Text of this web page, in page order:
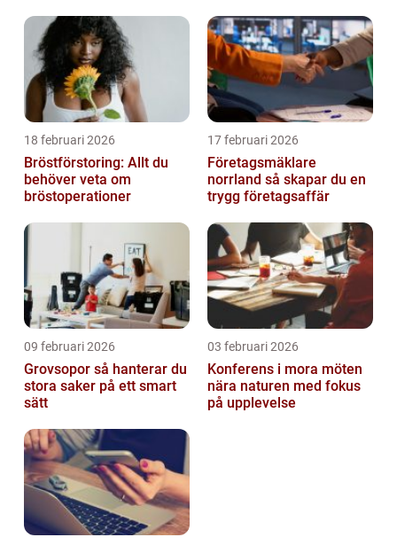
18 februari 2026
Bröstförstoring: Allt du
behöver veta om
bröstoperationer
17 februari 2026
Företagsmäklare
norrland så skapar du en
trygg företagsaffär
09 februari 2026
Grovsopor så hanterar du
stora saker på ett smart
sätt
03 februari 2026
Konferens i mora möten
nära naturen med fokus
på upplevelse